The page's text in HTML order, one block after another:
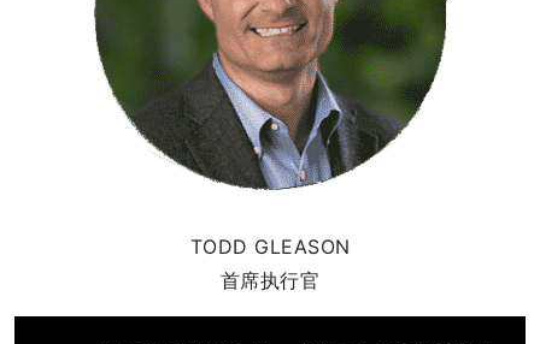
TODD GLEASON
首席执行官